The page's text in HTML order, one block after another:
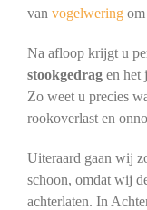
van vogelweringom
Na afloop krijgt u
stookgedragen het
Zo weet u precies
rookoverlast en
Uiteraard gaan wij
schoon, omdat wij
achterlaten. In